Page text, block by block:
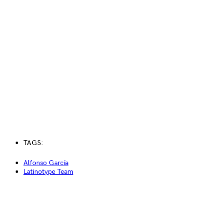
TAGS:
Alfonso García
Latinotype Team